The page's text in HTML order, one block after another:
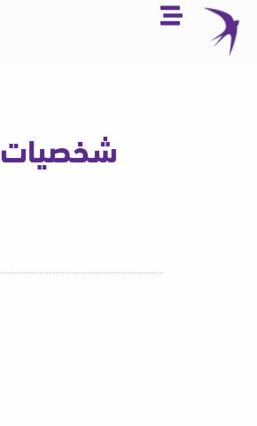
تخطي
المحتوى
شخصيات